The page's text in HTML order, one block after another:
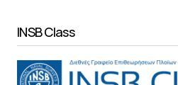
INSB Class